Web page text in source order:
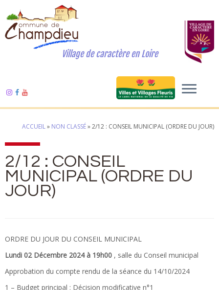
Village de caractère en Loire
ACCUEIL» NON CLASSÉ»2/12 : CONSEIL MUNICIPAL (ORDRE DU JOUR)
2/12 : CONSEIL
MUNICIPAL (ORDRE DU
JOUR)
ORDRE DU JOUR DU CONSEIL MUNICIPAL
Lundi 02 Décembre 2024 à 19h00 , salle du Conseil municipal
Approbation du compte rendu de la séance du 14/10/2024
1 – Budget principal : Décision modificative n°1